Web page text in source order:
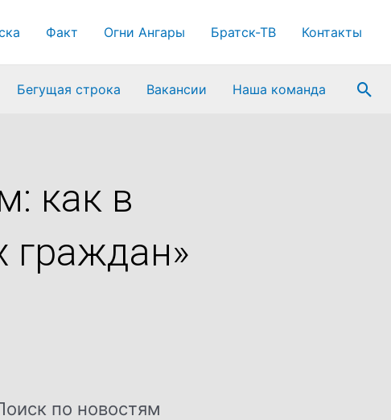
Факт Огни Ангары Братск-ТВ Контакты
Бегущая строка Вакансии Наша команда
как в
граждан»
по новостям